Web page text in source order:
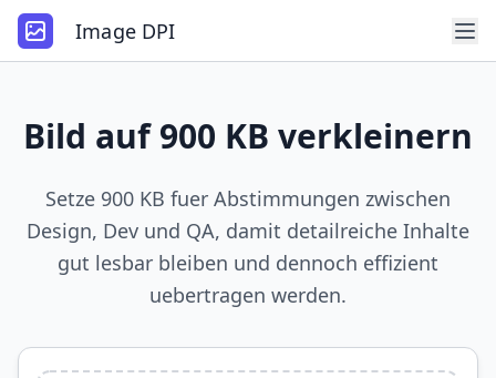
Image DPI
Bild auf 900 KB verkleinern
Setze 900 KB fuer Abstimmungen zwischen
Design, Dev und QA, damit detailreiche Inhalte
gut lesbar bleiben und dennoch effizient
uebertragen werden.